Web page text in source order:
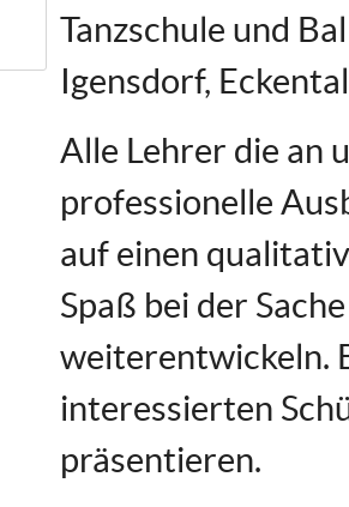
Tanzschule und
Igensdorf,
Alle Lehrer die an
professionelle
auf einen
Spaß bei der
weiterentwickeln.
interessierten
präsentieren.